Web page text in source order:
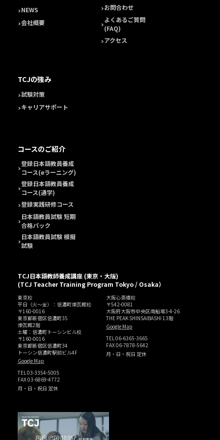
NEWS
会社概要
TCJの強み
試験対策
キャリアサポート
コースのご紹介
登録日本語教員養成
コース(eラーニング)
登録日本語教員養成
コース(通学)
登録実践研修コース
日本語教員試験 短期
合格パック
日本語教員試験 模擬
試験
お問合わせ
よくあるご質問
(FAQ)
アクセス
TCJ日本語教師養成講座 (東京・大阪)
(TCJ Teacher Training Program Tokyo / Osaka）
東京校
平日（火～金）：信濃町煉瓦館校
〒160-0016
東京都新宿区信濃町35
煉瓦館2階
土曜：信濃町トーシンビル校
〒160-0016
東京都新宿区信濃町34
トーシン信濃町駅前ビル4F
Google Map
TEL 03-3354-5005
FAX 03-6869-4772
月・日・祝日 定休
大阪心斎橋校
〒542-0081
大阪府大阪市中央区南船場3-4-26
THE PEAK SHINSAIBASHI 13階
Google Map
TEL 06-6365-3665
FAX 06-7878-5642
月・日・祝日 定休